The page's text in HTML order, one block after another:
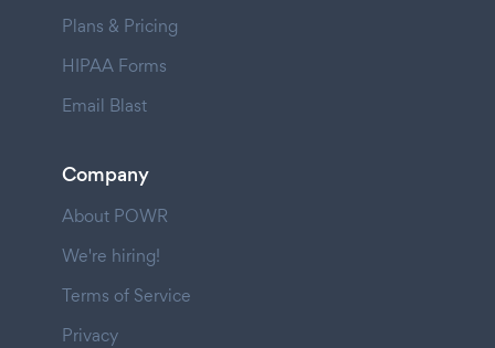
Plans & Pricing
HIPAA Forms
Email Blast
Company
About POWR
We're hiring!
Terms of Service
Privacy